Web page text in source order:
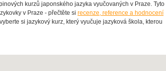
kurzů japonského jazyka vyučovaných v Praze. Tyto
v Praze - přečtěte si recenze, reference a hodnocení
si jazykový kurz, který vyučuje jazyková škola, kterou